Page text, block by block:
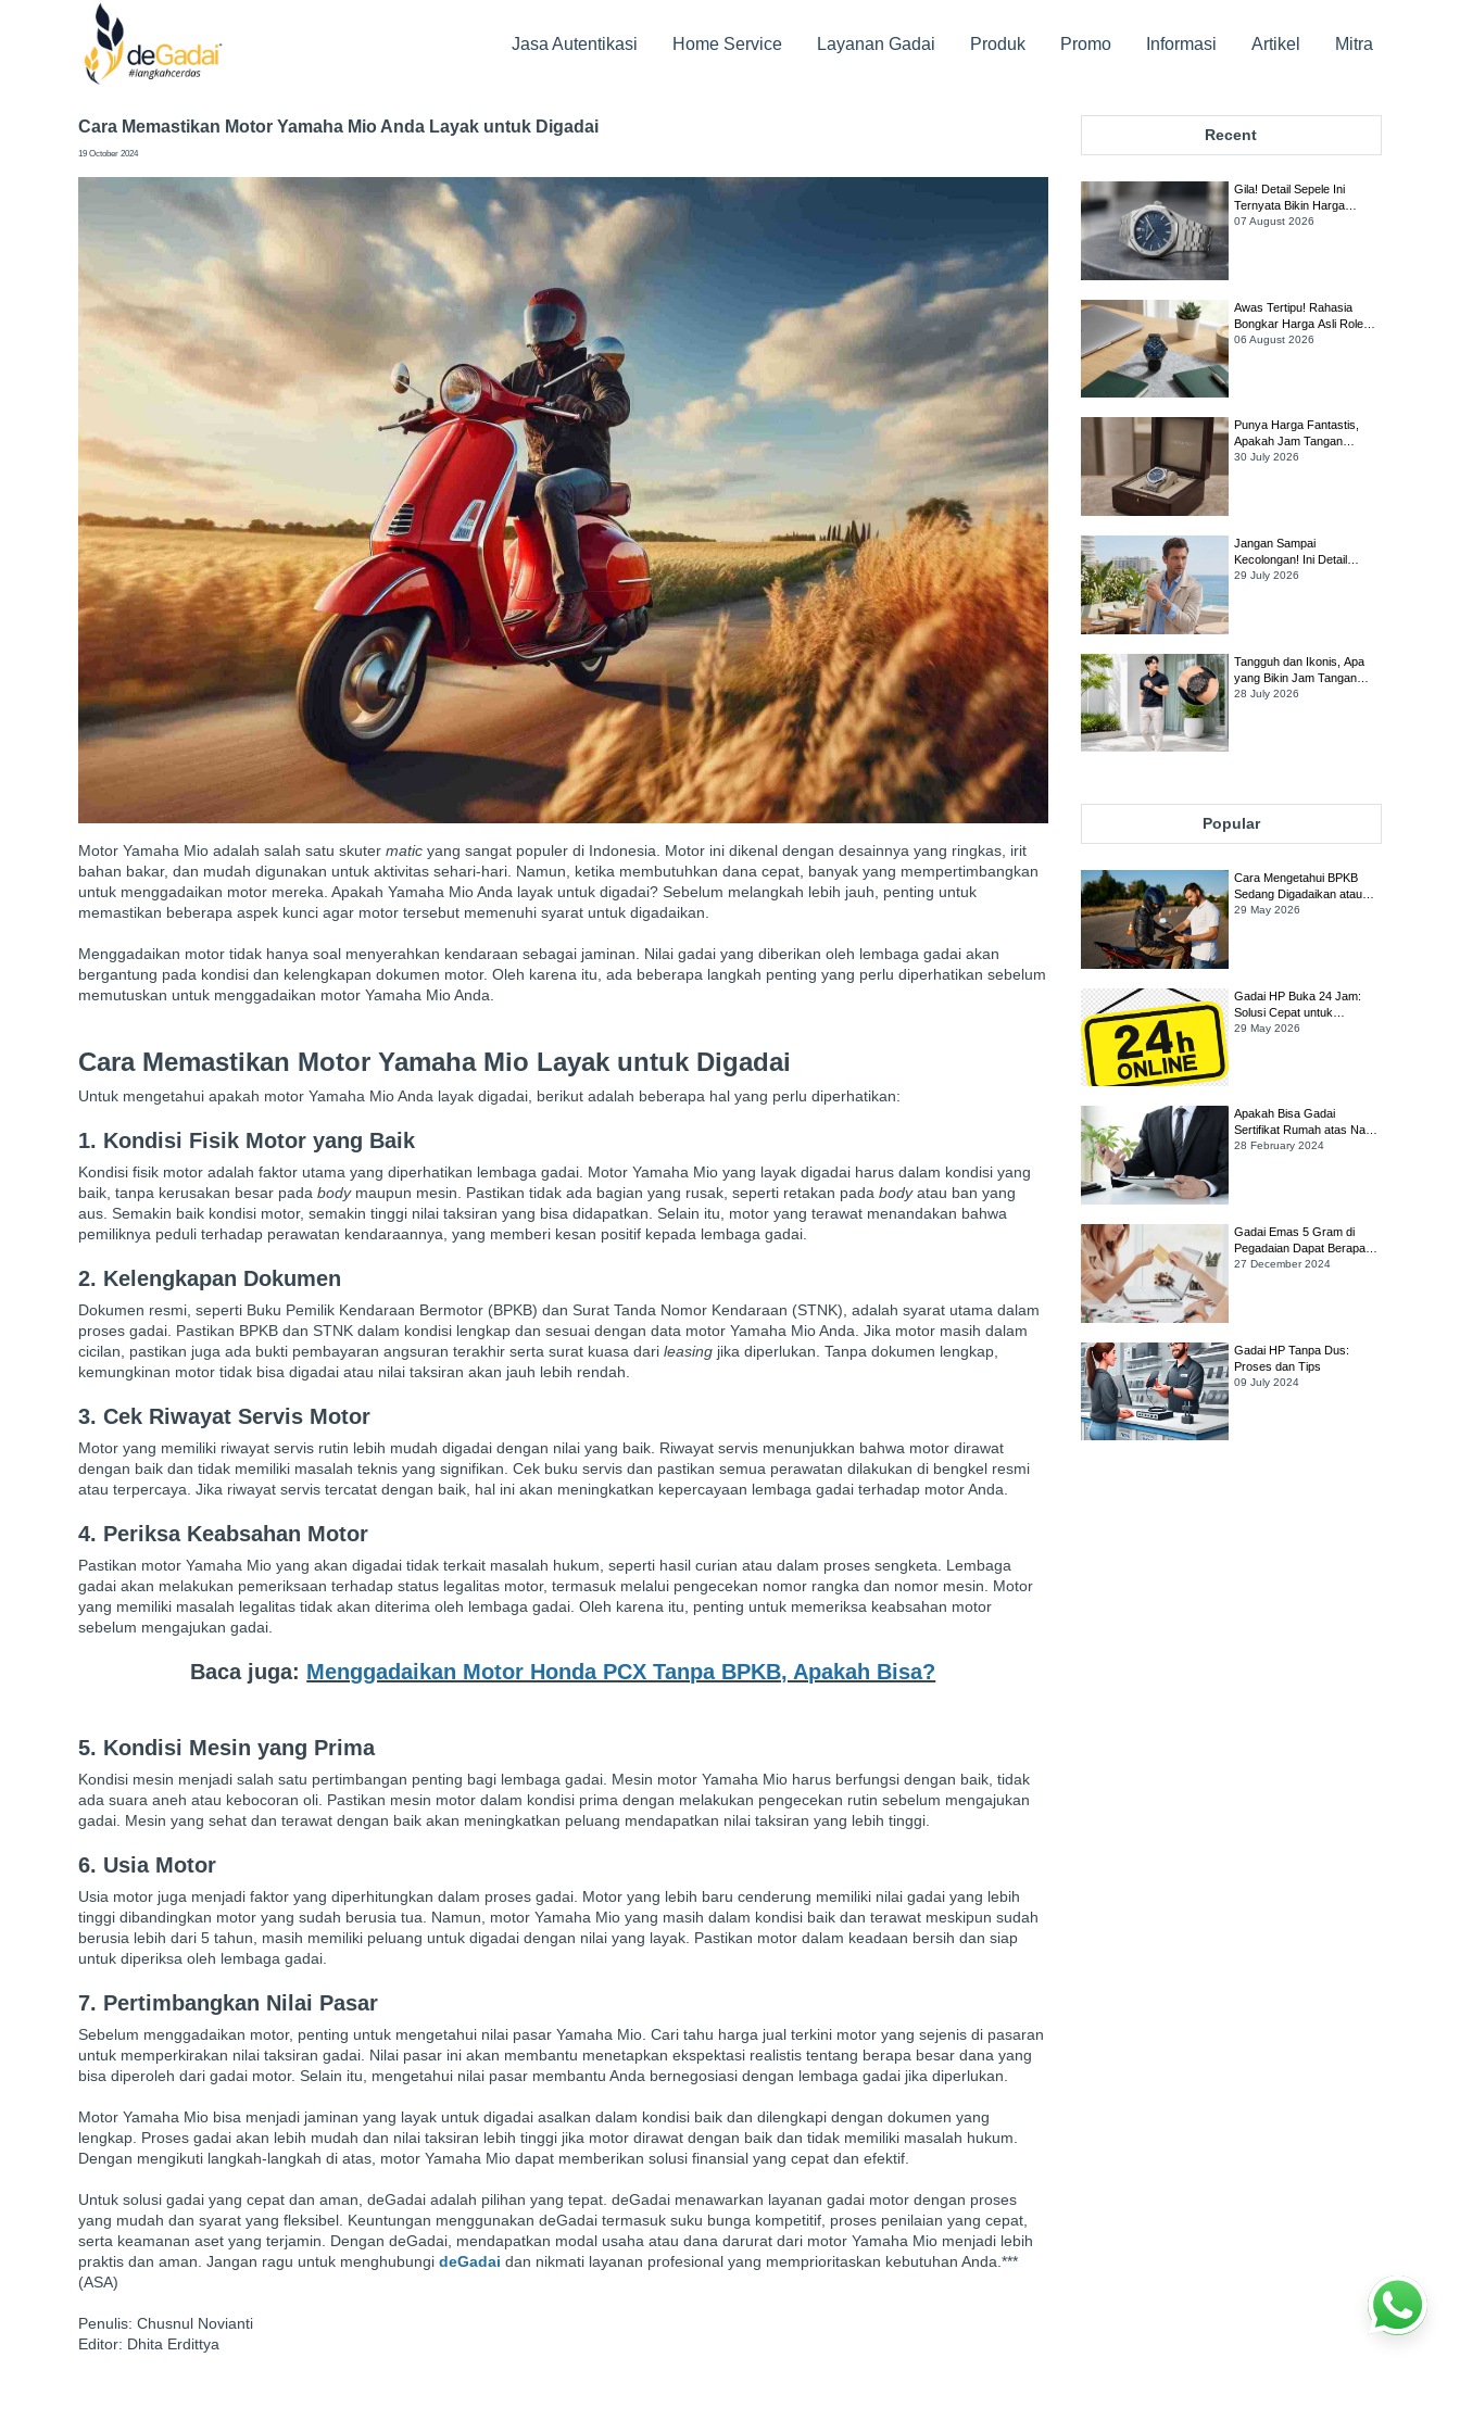
Jasa Autentikasi Home Service Layanan Gadai Produk Promo Informasi Artikel Mitra
Cara Memastikan Motor Yamaha Mio Anda Layak untuk Digadai
19 October 2024
Motor Yamaha Mio adalah salah satu skuter matic yang sangat populer di Indonesia. Motor ini dikenal dengan desainnya yang ringkas, irit
bahan bakar, dan mudah digunakan untuk aktivitas sehari-hari. Namun, ketika membutuhkan dana cepat, banyak yang mempertimbangkan
untuk menggadaikan motor mereka. Apakah Yamaha Mio Anda layak untuk digadai? Sebelum melangkah lebih jauh, penting untuk
memastikan beberapa aspek kunci agar motor tersebut memenuhi syarat untuk digadaikan.
Menggadaikan motor tidak hanya soal menyerahkan kendaraan sebagai jaminan. Nilai gadai yang diberikan oleh lembaga gadai akan
bergantung pada kondisi dan kelengkapan dokumen motor. Oleh karena itu, ada beberapa langkah penting yang perlu diperhatikan sebelum
memutuskan untuk menggadaikan motor Yamaha Mio Anda.
Cara Memastikan Motor Yamaha Mio Layak untuk Digadai
Untuk mengetahui apakah motor Yamaha Mio Anda layak digadai, berikut adalah beberapa hal yang perlu diperhatikan:
1. Kondisi Fisik Motor yang Baik
Kondisi fisik motor adalah faktor utama yang diperhatikan lembaga gadai. Motor Yamaha Mio yang layak digadai harus dalam kondisi yang
baik, tanpa kerusakan besar pada bodymaupun mesin. Pastikan tidak ada bagian yang rusak, seperti retakan pada bodyatau ban yang
aus. Semakin baik kondisi motor, semakin tinggi nilai taksiran yang bisa didapatkan. Selain itu, motor yang terawat menandakan bahwa
pemiliknya peduli terhadap perawatan kendaraannya, yang memberi kesan positif kepada lembaga gadai.
2. Kelengkapan Dokumen
Dokumen resmi, seperti Buku Pemilik Kendaraan Bermotor (BPKB) dan Surat Tanda Nomor Kendaraan (STNK), adalah syarat utama dalam
proses gadai. Pastikan BPKB dan STNK dalam kondisi lengkap dan sesuai dengan data motor Yamaha Mio Anda. Jika motor masih dalam
cicilan, pastikan juga ada bukti pembayaran angsuran terakhir serta surat kuasa dari leasing jika diperlukan. Tanpa dokumen lengkap,
kemungkinan motor tidak bisa digadai atau nilai taksiran akan jauh lebih rendah.
3. Cek Riwayat Servis Motor
Motor yang memiliki riwayat servis rutin lebih mudah digadai dengan nilai yang baik. Riwayat servis menunjukkan bahwa motor dirawat
dengan baik dan tidak memiliki masalah teknis yang signifikan. Cek buku servis dan pastikan semua perawatan dilakukan di bengkel resmi
atau terpercaya. Jika riwayat servis tercatat dengan baik, hal ini akan meningkatkan kepercayaan lembaga gadai terhadap motor Anda.
4. Periksa Keabsahan Motor
Pastikan motor Yamaha Mio yang akan digadai tidak terkait masalah hukum, seperti hasil curian atau dalam proses sengketa. Lembaga
gadai akan melakukan pemeriksaan terhadap status legalitas motor, termasuk melalui pengecekan nomor rangka dan nomor mesin. Motor
yang memiliki masalah legalitas tidak akan diterima oleh lembaga gadai. Oleh karena itu, penting untuk memeriksa keabsahan motor
sebelum mengajukan gadai.
Baca juga: Menggadaikan Motor Honda PCX Tanpa BPKB, Apakah Bisa?
5. Kondisi Mesin yang Prima
Kondisi mesin menjadi salah satu pertimbangan penting bagi lembaga gadai. Mesin motor Yamaha Mio harus berfungsi dengan baik, tidak
ada suara aneh atau kebocoran oli. Pastikan mesin motor dalam kondisi prima dengan melakukan pengecekan rutin sebelum mengajukan
gadai. Mesin yang sehat dan terawat dengan baik akan meningkatkan peluang mendapatkan nilai taksiran yang lebih tinggi.
6. Usia Motor
Usia motor juga menjadi faktor yang diperhitungkan dalam proses gadai. Motor yang lebih baru cenderung memiliki nilai gadai yang lebih
tinggi dibandingkan motor yang sudah berusia tua. Namun, motor Yamaha Mio yang masih dalam kondisi baik dan terawat meskipun sudah
berusia lebih dari 5 tahun, masih memiliki peluang untuk digadai dengan nilai yang layak. Pastikan motor dalam keadaan bersih dan siap
untuk diperiksa oleh lembaga gadai.
7. Pertimbangkan Nilai Pasar
Sebelum menggadaikan motor, penting untuk mengetahui nilai pasar Yamaha Mio. Cari tahu harga jual terkini motor yang sejenis di pasaran
untuk memperkirakan nilai taksiran gadai. Nilai pasar ini akan membantu menetapkan ekspektasi realistis tentang berapa besar dana yang
bisa diperoleh dari gadai motor. Selain itu, mengetahui nilai pasar membantu Anda bernegosiasi dengan lembaga gadai jika diperlukan.
Motor Yamaha Mio bisa menjadi jaminan yang layak untuk digadai asalkan dalam kondisi baik dan dilengkapi dengan dokumen yang
lengkap. Proses gadai akan lebih mudah dan nilai taksiran lebih tinggi jika motor dirawat dengan baik dan tidak memiliki masalah hukum.
Dengan mengikuti langkah-langkah di atas, motor Yamaha Mio dapat memberikan solusi finansial yang cepat dan efektif.
Untuk solusi gadai yang cepat dan aman, deGadai adalah pilihan yang tepat. deGadai menawarkan layanan gadai motor dengan proses
yang mudah dan syarat yang fleksibel. Keuntungan menggunakan deGadai termasuk suku bunga kompetitif, proses penilaian yang cepat,
serta keamanan aset yang terjamin. Dengan deGadai, mendapatkan modal usaha atau dana darurat dari motor Yamaha Mio menjadi lebih
praktis dan aman. Jangan ragu untuk menghubungi deGadai dan nikmati layanan profesional yang memprioritaskan kebutuhan Anda.***
(ASA)
Penulis: Chusnul Novianti
Editor: Dhita Erdittya
Recent
Gila! Detail Sepele Ini
Ternyata Bikin Harga
Audemars Piguet Royal
07 August 2026
Awas Tertipu! Rahasia
Bongkar Harga Asli Rolex
Sky-Dweller Biar Gak Rugi
06 August 2026
Punya Harga Fantastis,
Apakah Jam Tangan
Audemars Piguet Royal
30 July 2026
Jangan Sampai
Kecolongan! Ini Detail
Penting yang Harus Dicek
29 July 2026
Tangguh dan Ikonis, Apa
yang Bikin Jam Tangan
TAG Heuer Formula 1
28 July 2026
Popular
Cara Mengetahui BPKB
Sedang Digadaikan atau
Tidak
29 May 2026
Gadai HP Buka 24 Jam:
Solusi Cepat untuk
Kebutuhan Darurat
29 May 2026
Apakah Bisa Gadai
Sertifikat Rumah atas Nama
Orang Tua yang Sudah
28 February 2024
Gadai Emas 5 Gram di
Pegadaian Dapat Berapa?
Simak Cara Hitungnya!
27 December 2024
Gadai HP Tanpa Dus:
Proses dan Tips
09 July 2024